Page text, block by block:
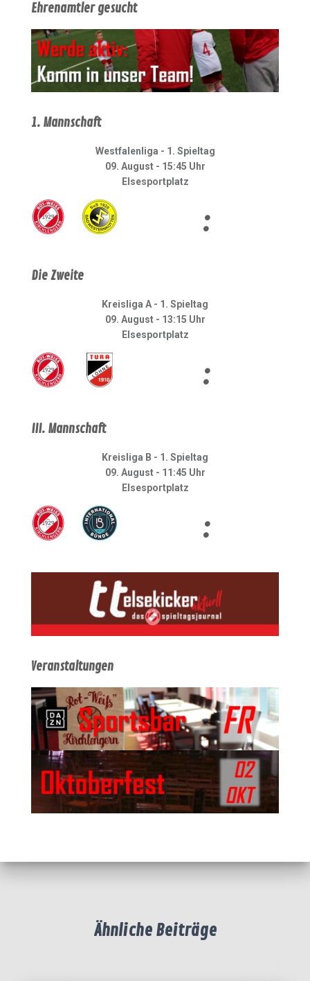
Ehrenamtler gesucht
1. Mannschaft
Westfalenliga - 1. Spieltag
09. August - 15:45 Uhr
Elsesportplatz
:
Die Zweite
Kreisliga A - 1. Spieltag
09. August - 13:15 Uhr
Elsesportplatz
:
III. Mannschaft
Kreisliga B - 1. Spieltag
09. August - 11:45 Uhr
Elsesportplatz
:
Veranstaltungen
Ähnliche Beiträge